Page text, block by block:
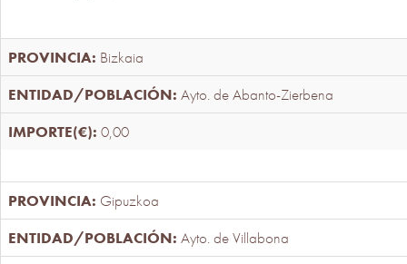
Bizkaia
Ayto. de Abanto-Zierbena
0,00
Gipuzkoa
Ayto. de Villabona